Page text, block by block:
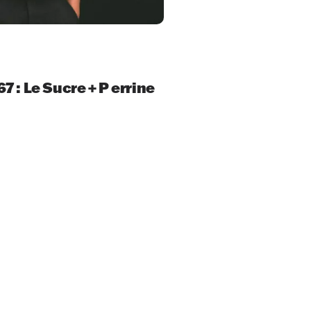
: Le Sucre + P errine